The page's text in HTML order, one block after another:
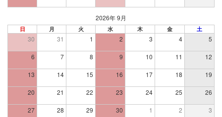
2026年 9月
日 月 火 水 木 金 土
30 31 1 2 3 4 5
6 7 8 9 10 11 12
13 14 15 16 17 18 19
20 21 22 23 24 25 26
27 28 29 30 1 2 3